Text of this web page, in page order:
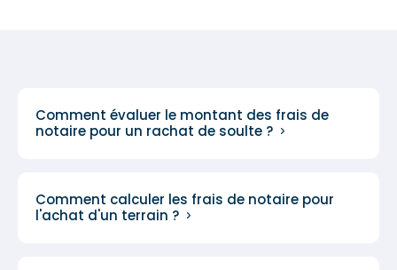
Comment évaluer le montant des frais de
notaire pour un rachat de soulte ?
Comment calculer les frais de notaire pour
l'achat d'un terrain ?